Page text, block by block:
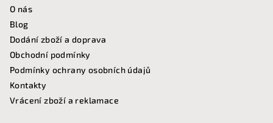
O nás
Blog
Dodání zboží a doprava
Obchodní podmínky
Podmínky ochrany osobních údajů
Kontakty
Vrácení zboží a reklamace